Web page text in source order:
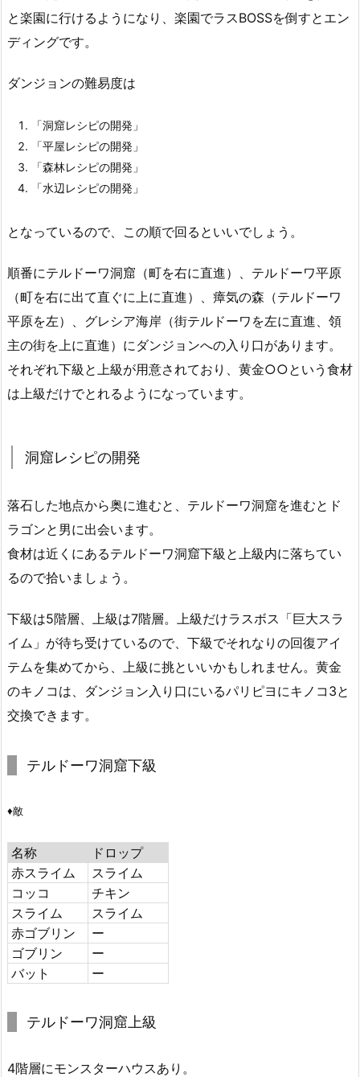
と楽園に行けるようになり、楽園でラスBOSSを倒すとエン
ディングです。
ダンジョンの難易度は
「洞窟レシピの開発」
「平屋レシピの開発」
「森林レシピの開発」
「水辺レシピの開発」
となっているので、この順で回るといいでしょう。
順番にテルドーワ洞窟（町を右に直進）、テルドーワ平原
（町を右に出て直ぐに上に直進）、瘴気の森（テルドーワ
平原を左）、グレシア海岸（街テルドーワを左に直進、領
主の街を上に直進）にダンジョンへの入り口があります。
それぞれ下級と上級が用意されており、黄金○○という食材
は上級だけでとれるようになっています。
洞窟レシピの開発
落石した地点から奥に進むと、テルドーワ洞窟を進むとド
ラゴンと男に出会います。
食材は近くにあるテルドーワ洞窟下級と上級内に落ちてい
るので拾いましょう。
下級は5階層、上級は7階層。上級だけラスボス「巨大スラ
イム」が待ち受けているので、下級でそれなりの回復アイ
テムを集めてから、上級に挑といいかもしれません。黄金
のキノコは、ダンジョン入り口にいるパリピヨにキノコ3と
交換できます。
テルドーワ洞窟下級
♦敵
名称
ドロップ
赤スライム
スライム
コッコ
チキン
スライム
スライム
赤ゴブリン
ー
ゴブリン
ー
バット
ー
テルドーワ洞窟上級
4階層にモンスターハウスあり。